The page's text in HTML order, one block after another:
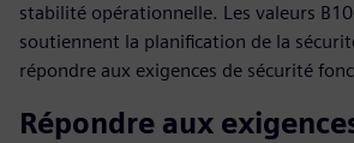
stabilité opérationnelle. Les valeurs
soutiennent la planification de la
répondre aux exigences de sécurité
Répondre aux